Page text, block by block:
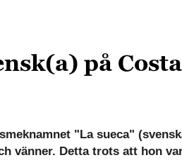
på Costa
"La sueca"
vänner. Detta trots att hon